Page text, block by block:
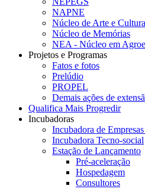
NAPNE
Núcleo de Arte e Cultura
Núcleo de Memórias
NEA - Núcleo em
Projetos e Programas
Fatos e fotos
Prelúdio
PROPEL
Demais ações de
Qualifica Mais Progredir
Incubadoras
Incubadora de
Incubadora Tecno-social
Estação de Lançamento
Pré-aceleração
Hospedagem
Consultores